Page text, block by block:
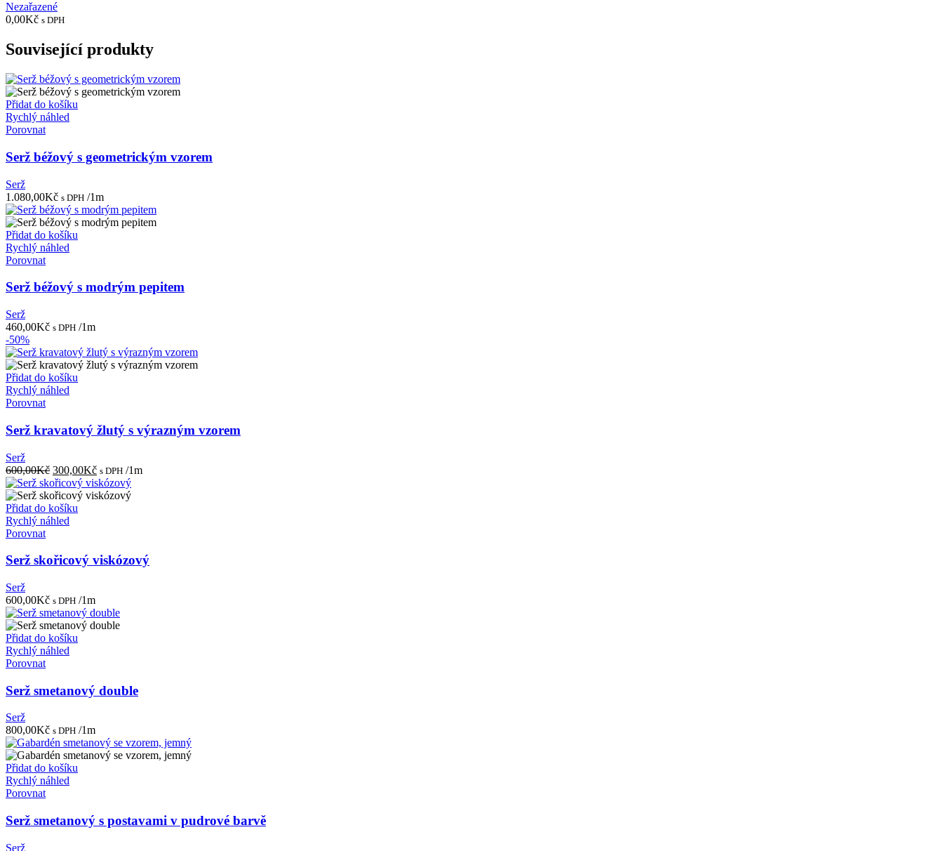
Nezařazené
0,00Kč s DPH
Související produkty
Přidat do košíku
Rychlý náhled
Porovnat
Serž béžový s geometrickým vzorem
Serž
1.080,00Kč s DPH /1m
Přidat do košíku
Rychlý náhled
Porovnat
Serž béžový s modrým pepitem
Serž
460,00Kč s DPH /1m
-50%
Přidat do košíku
Rychlý náhled
Porovnat
Serž kravatový žlutý s výrazným vzorem
Serž
600,00Kč Původní
cena
byla:
600,00Kč.
300,00KčAktuální
cena
je:
s DPH /1m
Přidat do košíku
Rychlý náhled
Porovnat
Serž skořicový viskózový
Serž
600,00Kč s DPH /1m
Přidat do košíku
Rychlý náhled
Porovnat
Serž smetanový double
Serž
800,00Kč s DPH /1m
Přidat do košíku
Rychlý náhled
Porovnat
Serž smetanový s postavami v pudrové barvě
Serž